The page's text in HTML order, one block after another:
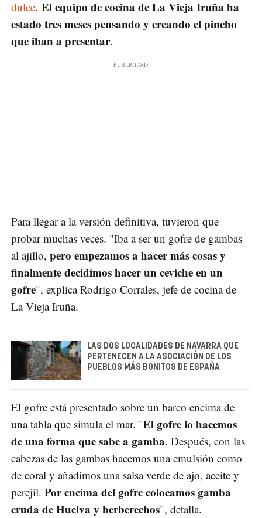
dulce. El equipo de cocina de La Vieja Iruña ha
estado tres meses pensando y creando el pincho
que iban a presentar.
Para llegar a la versión definitiva, tuvieron que
probar muchas veces. "Iba a ser un gofre de gambas
al ajillo, pero empezamos a hacer más cosas y
finalmente decidimos hacer un ceviche en un
gofre", explica Rodrigo Corrales, jefe de cocina de
La Vieja Iruña.
LAS DOS LOCALIDADES DE NAVARRA QUE
PERTENECEN A LA ASOCIACIÓN DE LOS
PUEBLOS MÁS BONITOS DE ESPAÑA
El gofre está presentado sobre un barco encima de
una tabla que simula el mar. "El gofre lo hacemos
de una forma que sabe a gamba. Después, con las
cabezas de las gambas hacemos una emulsión como
de coral y añadimos una salsa verde de ajo, aceite y
perejil. Por encima del gofre colocamos gamba
cruda de Huelva y berberechos", detalla.